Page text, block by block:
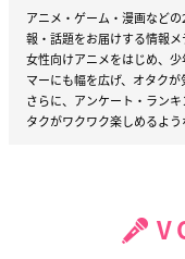
アニメ・ゲーム・漫画など
報・話題をお届けする情報メ
女性向けアニメをはじめ、
マーにも幅を広げ、オタクが
さらに、アンケート・ラン
タクがワクワク楽しめるよう